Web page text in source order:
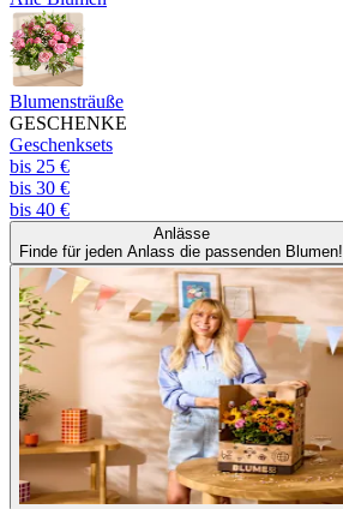
Blumensträuße
GESCHENKE
Geschenksets
bis 25 €
bis 30 €
bis 40 €
Anlässe
Finde für jeden Anlass die passenden Blumen!